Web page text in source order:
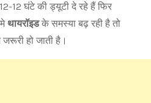
12 घंटे की ड्यूटी दे रहे हैं फिर
थायरॉइडके समस्या बढ़ रही है तो
हो जाती है।